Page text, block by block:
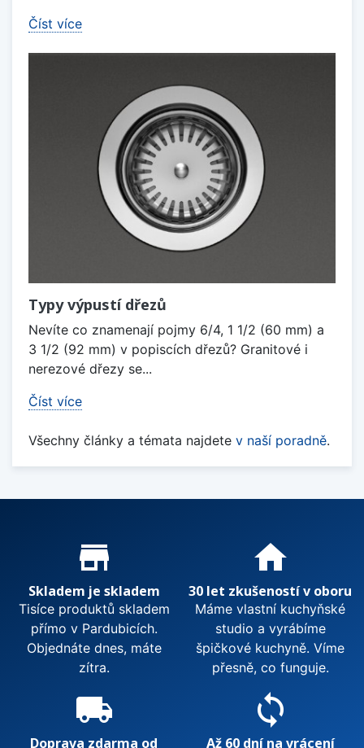
Číst více
Typy výpustí dřezů
Nevíte co znamenají pojmy 6/4, 1 1/2 (60 mm) a
3 1/2 (92 mm) v popiscích dřezů? Granitové i
nerezové dřezy se...
Číst více
Všechny články a témata najdete v naší poradně.
Proč nakupovat u nás?
store_mall_directory
Skladem je skladem
Tisíce produktů skladem
přímo v Pardubicích.
Objednáte dnes, máte
zítra.
home
30 let zkušeností v oboru
Máme vlastní kuchyňské
studio a vyrábíme
špičkové kuchyně. Víme
přesně, co funguje.
local_shipping
Doprava zdarma od
sync
Až 60 dní na vrácení